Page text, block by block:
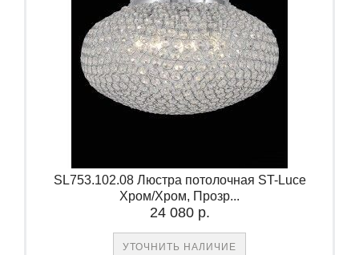
SL753.102.08 Люстра потолочная ST-Luce
Хром/Хром, Прозр...
24 080 р.
УТОЧНИТЬ НАЛИЧИЕ